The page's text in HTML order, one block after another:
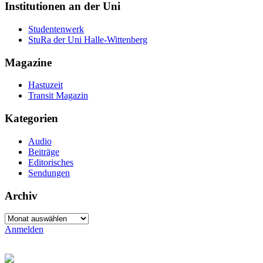
Institutionen an der Uni
Studentenwerk
StuRa der Uni Halle-Wittenberg
Magazine
Hastuzeit
Transit Magazin
Kategorien
Audio
Beiträge
Editorisches
Sendungen
Archiv
Archiv
Anmelden